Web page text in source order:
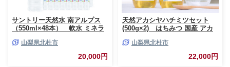
サントリー天然水 南アルプス
（550ml×48本） 軟水 ミネラ
災 防災グッズ
山梨県北杜市
20,000円
天然アカシヤハチミツセット
(500g×2) はちみつ 国産 アカ
本 1kg 水あめ不使用 非加熱 ク
セがない すっきり 食べやすい
使いやすい 蜂蜜 はちみつ ハニ
山梨県北杜市
22,000円